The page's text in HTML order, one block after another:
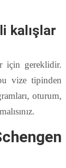
kalışlar
için gereklidir.
vize tipinden
oturum,